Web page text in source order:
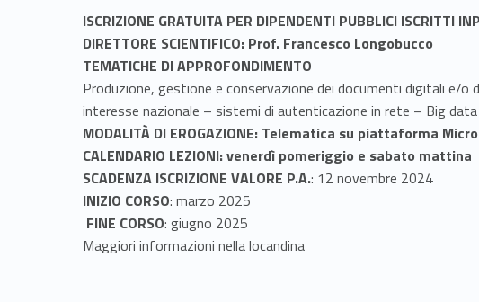
ISCRIZIONE GRATUITA PER DIPENDENTI PUBBLICI ISCRITTI
DIRETTORE SCIENTIFICO: Prof. Francesco Longobucco
TEMATICHE DI APPROFONDIMENTO
Produzione, gestione e conservazione dei documenti digitali e/o
interesse nazionale – sistemi di autenticazione in rete – Big
MODALITÀ DI EROGAZIONE: Telematica su piattaforma
CALENDARIO LEZIONI: venerdì pomeriggio e sabato mattina
SCADENZA ISCRIZIONE VALORE P.A.: 12 novembre 2024
INIZIO CORSO: marzo 2025
FINE CORSO: giugno 2025
Maggiori informazioni nella locandina